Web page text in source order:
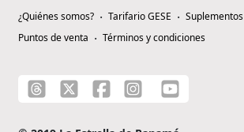
¿Quiénes somos? Tarifario GESE Suplementos
Puntos de venta
Términos y condiciones